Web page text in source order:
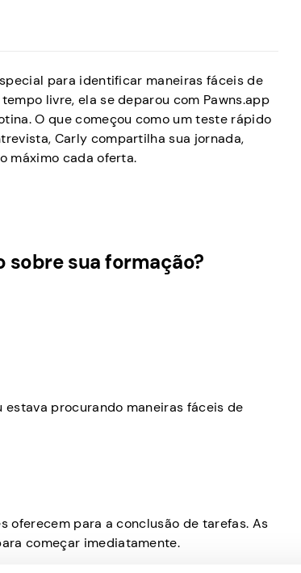
para identificar maneiras fáceis de
livre, ela se deparou com Pawns.app
O que começou como um teste rápido
Carly compartilha sua jornada,
máximo cada oferta.
sobre sua formação?
estava procurando maneiras fáceis de
oferecem para a conclusão de tarefas. As
começar imediatamente.